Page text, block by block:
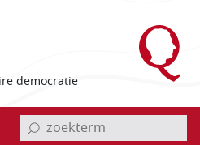
democratie
invoerveld zoekterm